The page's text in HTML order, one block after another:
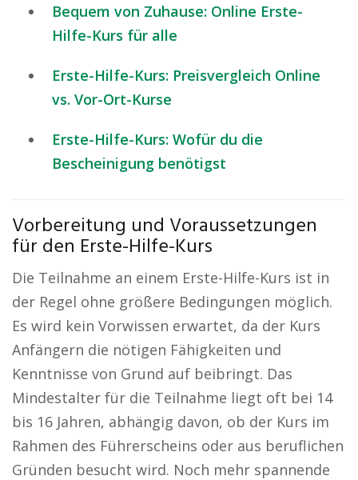
Bequem von Zuhause: Online Erste-
Hilfe-Kurs für alle
Erste-Hilfe-Kurs: Preisvergleich Online
vs. Vor-Ort-Kurse
Erste-Hilfe-Kurs: Wofür du die
Bescheinigung benötigst
Vorbereitung und Voraussetzungen
für den Erste-Hilfe-Kurs
Die Teilnahme an einem Erste-Hilfe-Kurs ist in
der Regel ohne größere Bedingungen möglich.
Es wird kein Vorwissen erwartet, da der Kurs
Anfängern die nötigen Fähigkeiten und
Kenntnisse von Grund auf beibringt. Das
Mindestalter für die Teilnahme liegt oft bei 14
bis 16 Jahren, abhängig davon, ob der Kurs im
Rahmen des Führerscheins oder aus beruflichen
Gründen besucht wird. Noch mehr spannende